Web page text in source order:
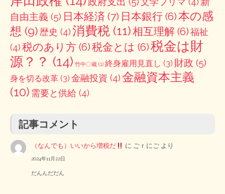
自由主義 (5) 日本経済 (7) 日本銀行 (6)本の感
想 (9) 歴史 (4)消費税 (11)相互理解 (6)福祉
(4)税のあり方 (6)税金とは (6)税金は財
源？？ (14) 竹中〇蔵 (1) 終身雇用見直し (3) 財政 (5)
身を切る改革 (3) 金融投資 (4)金融資本主義
(10) 需要と供給 (4)
記事コメント
（なんでも）いいから増税だ に ごｒにご より
2024年11月22日
だんんだだん